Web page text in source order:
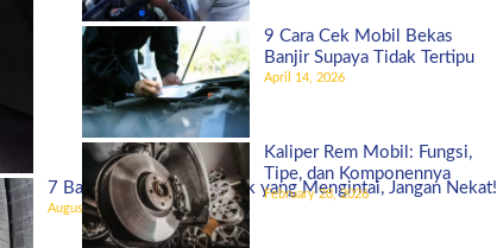
7 Bahaya Ban Mobil Botak yang Mengintai, Jangan Nekat!
August 5, 2025
9 Cara Cek Mobil Bekas
Banjir Supaya Tidak Tertipu
April 14, 2026
Kaliper Rem Mobil: Fungsi,
Tipe, dan Komponennya
February 28, 2026